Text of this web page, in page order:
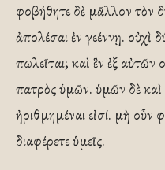
φοβήθητε δὲ μᾶλλον τὸν
ἀπολέσαι ἐν γεέννῃ. οὐχὶ
πωλεῖται; καὶ ἓν ἐξ αὐτῶν
πατρὸς ὑμῶν. ὑμῶν δὲ καὶ
ἠριθμημέναι εἰσί. μὴ
διαφέρετε ὑμεῖς.